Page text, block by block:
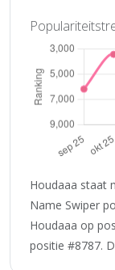
Houdaaa staat
Name Swiper
Houdaaa op
positie #8787.